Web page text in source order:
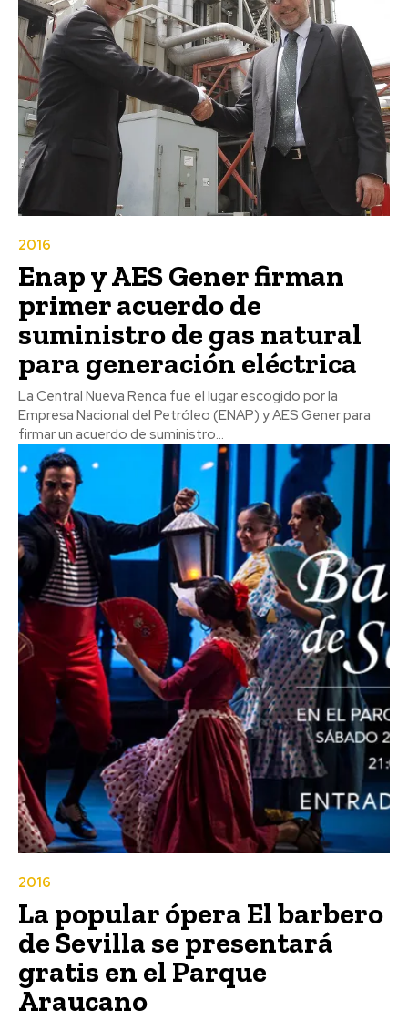
2016
Enap y AES Gener firman
primer acuerdo de
suministro de gas natural
para generación eléctrica
La Central Nueva Renca fue el lugar escogido por la
Empresa Nacional del Petróleo (ENAP) y AES Gener para
firmar un acuerdo de suministro...
2016
La popular ópera El barbero
de Sevilla se presentará
gratis en el Parque
Araucano